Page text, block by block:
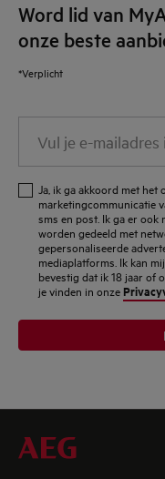
Word lid van
onze beste
*Verplicht
mailadres
Ja, ik ga akkoord met het
marketingcommunicatie
sms en post. Ik ga er ook
worden gedeeld met
gepersonaliseerde
mediaplatforms. Ik kan
bevestig dat ik 18 jaar of
je vinden in onze